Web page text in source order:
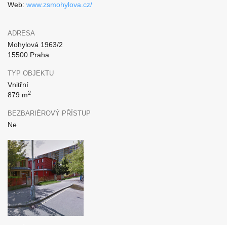
Web: www.zsmohylova.cz/
ADRESA
Mohylová 1963/2
15500 Praha
TYP OBJEKTU
Vnitřní
879 m2
BEZBARIÉROVÝ PŘÍSTUP
Ne